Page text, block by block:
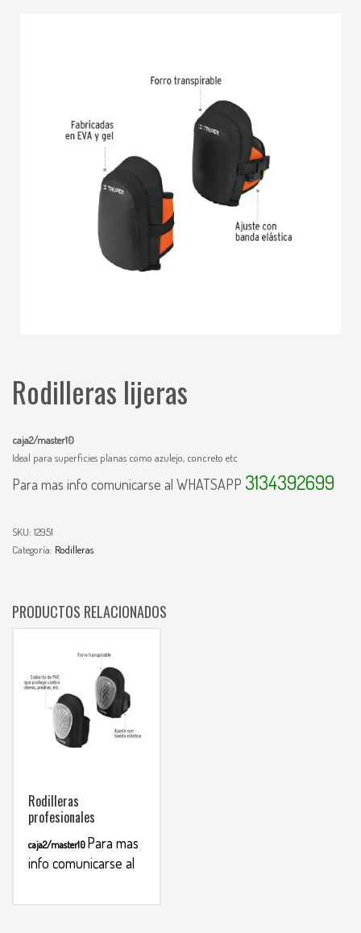
Rodilleras lijeras
caja2/master10
Ideal para superficies planas como azulejo, concreto etc
Para mas info comunicarse al WHATSAPP 3134392699
SKU: 12951
Categoría: Rodilleras
PRODUCTOS RELACIONADOS
Rodilleras
profesionales
caja2/master10 Para mas
info comunicarse al